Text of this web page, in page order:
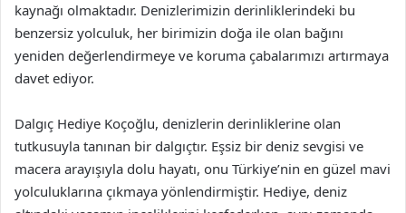
kaynağı olmaktadır. Denizlerimizin derinliklerindeki bu
benzersiz yolculuk, her birimizin doğa ile olan bağını
yeniden değerlendirmeye ve koruma çabalarımızı artırmaya
davet ediyor.
Dalgıç Hediye Koçoğlu, denizlerin derinliklerine olan
tutkusuyla tanınan bir dalgıçtır. Eşsiz bir deniz sevgisi ve
macera arayışıyla dolu hayatı, onu Türkiye’nin en güzel mavi
yolculuklarına çıkmaya yönlendirmiştir. Hediye, deniz